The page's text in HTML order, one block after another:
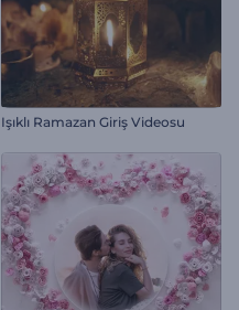
Işıklı Ramazan Giriş Videosu